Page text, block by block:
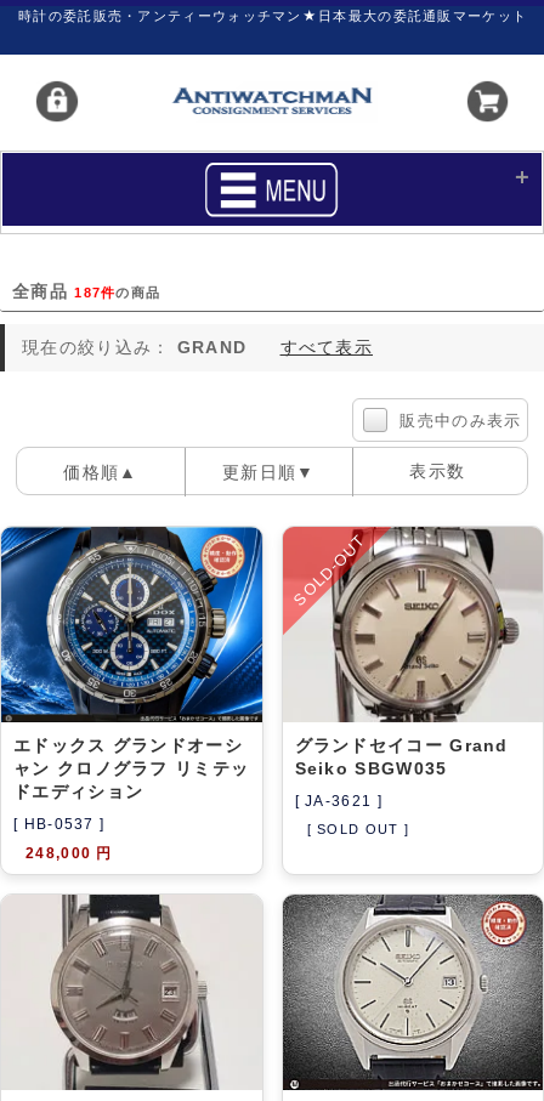
時計の委託販売・アンティーウォッチマン★日本最大の委託通販マーケット
買いたい 売りたい
サポート マイページ
価格ダウン
価格の交渉
アーカイブ ブログ・特集記事
全商品187件の商品
現在の絞り込み： GRAND すべて表示
販売中のみ表示
価格順▲ 更新日順▼ 表示数
40件
60件
100件
エドックス グランドオーシ
ャン クロノグラフ リミテッ
ドエディション
[ HB-0537 ]
248,000 円
SOLD-OUT
グランドセイコー Grand
Seiko SBGW035
[ JA-3621 ]
[ SOLD OUT ]